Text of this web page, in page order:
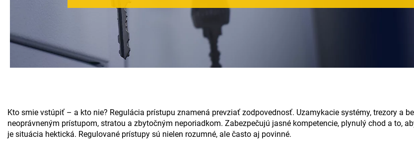
Kto smie vstúpiť – a kto nie? Regulácia prístupu znamená prevziať zodpovednosť. Uzamykacie systémy, trezory a
neoprávneným prístupom, stratou a zbytočným neporiadkom. Zabezpečujú jasné kompetencie, plynulý chod a to,
je situácia hektická. Regulované prístupy sú nielen rozumné, ale často aj povinné.